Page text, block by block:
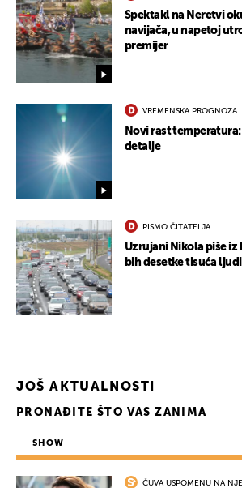
Spektakl na Neretvi
navijača, u napetoj
premijer
VREMENSKA PROGNOZA
Novi rast
detalje
PISMO ČITATELJA
Uzrujani Nikola piše
bih desetke tisuća ljudi
JOŠ AKTUALNOSTI
PRONAĐITE ŠTO VAS ZANIMA
SHOW
ČUVA USPOMENU NA